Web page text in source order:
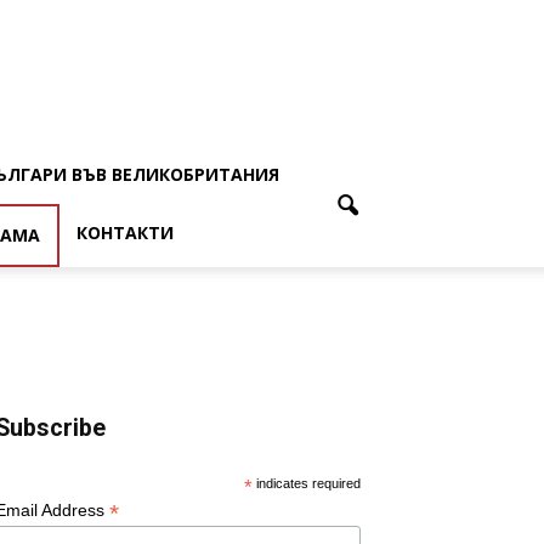
ВЪВ ВЕЛИКОБРИТАНИЯ
КОНТАКТИ
* indicates required
Address *